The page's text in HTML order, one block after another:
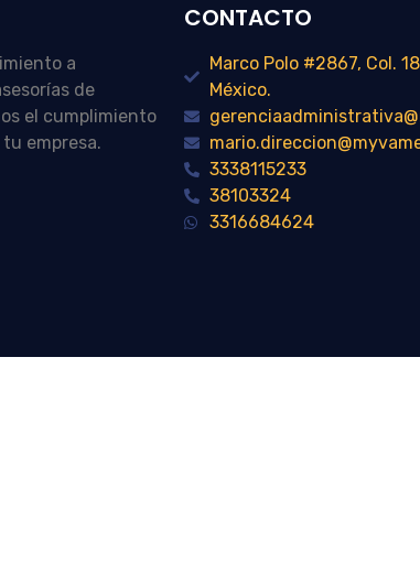
a
de
el cumplimiento
empresa.
CONTACTO
Marco Polo #2867, Col.
México.
3338115233
38103324
3316684624